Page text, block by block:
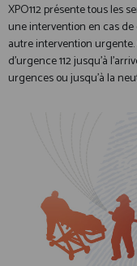
XPO112 présente tous les
une intervention en cas de
autre intervention
d’urgence 112 jusqu’à
urgences ou jusqu’à la